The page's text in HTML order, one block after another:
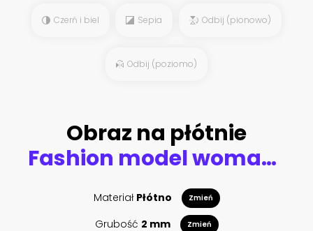
Czerń i biel Sepia Odbij (pionowo)
Odbij (poziomo)
Obraz na płótnie
Fashion model woman in bright sparkles and lights posing in studio. Portrait of beautiful sexy woman. Art design glitter glowing make up. Black and white photography
Materiał Płótno Zmień
Grubość 2 mm Zmień